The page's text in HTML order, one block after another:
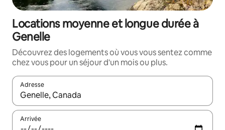
Locations moyenne et longue durée à
Genelle
Découvrez des logements où vous vous sentez comme
chez vous pour un séjour d'un mois ou plus.
Adresse
Lorsque les résultats s'affichent, utilisez les flèches vers le
Arrivée